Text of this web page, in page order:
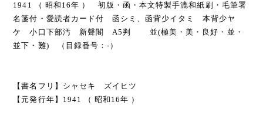
1941 （ 昭和16年 ） 初版・函・本文特製手漉和紙刷・毛筆署
名箋付・愛読者カード付 函シミ、函背少イタミ 本背少ヤ
ケ 小口下部汚 新聲閣 A5判 並(極美・美・良好・並・
並下・難) （目録番号：-）
【書名フリ】シャセキ ズイヒツ
【元発行年】1941 （ 昭和16年 ）